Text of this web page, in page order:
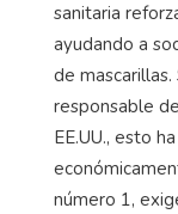
sanitaria
ayudando a
de
responsable
EE.UU., esto
número 1,